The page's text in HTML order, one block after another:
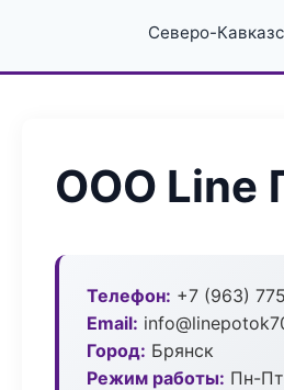
Северо-
ООО Line
Телефон: +7 (963)
Email:
Город: Брянск
Режим работы: Пн-